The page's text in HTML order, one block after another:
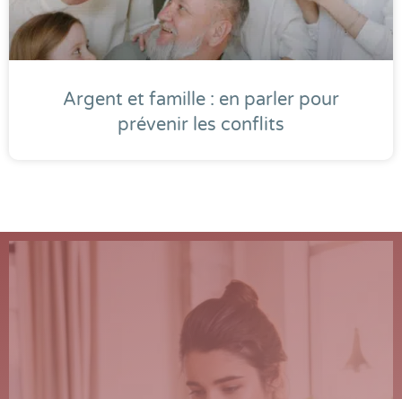
Argent et famille : en parler pour
prévenir les conflits